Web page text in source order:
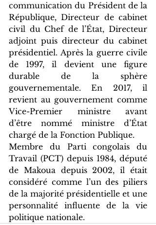
communication du Président de la
République, Directeur de cabinet
civil du Chef de l’État, Directeur
adjoint puis directeur du cabinet
présidentiel. Après la guerre civile
de 1997, il devient une figure
durable de la sphère
gouvernementale. En 2017, il
revient au gouvernement comme
Vice-Premier ministre avant
d’être nommé ministre d’État
chargé de la Fonction Publique.
Membre du Parti congolais du
Travail (PCT) depuis 1984, député
de Makoua depuis 2002, il était
considéré comme l’un des piliers
de la majorité présidentielle et une
personnalité influente de la vie
politique nationale.